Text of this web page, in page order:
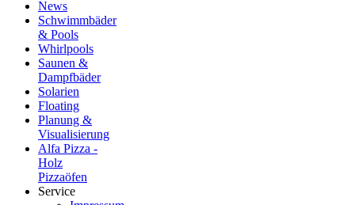
News
Schwimmbäder
& Pools
Whirlpools
Saunen &
Dampfbäder
Solarien
Floating
Planung &
Visualisierung
Alfa Pizza -
Holz
Pizzaöfen
Service